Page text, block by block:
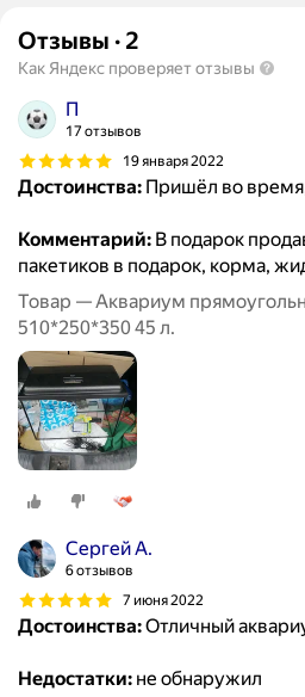
Отзывы · 2
Как Яндекс проверяет отзывы
П
17 отзывов
19 января 2022
Достоинства: Пришёл во
Комментарий: В подарок
пакетиков в подарок, корма,
Товар — Аквариум
510*250*350 45 л.
Сергей А.
6 отзывов
7 июня 2022
Достоинства:Отличный
Недостатки: не обнаружил